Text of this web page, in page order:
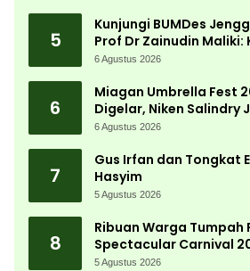
5
Kunjungi BUMDes
Prof Dr Zainudin Maliki:
Kemandirian Ekonomi
6 Agustus 2026
6
Miagan Umbrella Fest
Digelar, Niken Salindry
Ribuan Pengunjung
6 Agustus 2026
7
Gus Irfan dan Tongkat
Hasyim
5 Agustus 2026
8
Ribuan Warga Tumpah
Spectacular Carnival
Kemerdekaan Terbesar
5 Agustus 2026